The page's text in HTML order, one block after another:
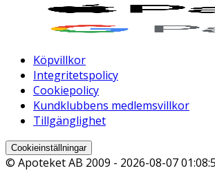
Köpvillkor
Integritetspolicy
Cookiepolicy
Kundklubbens medlemsvillkor
Tillgänglighet
Cookieinställningar
© Apoteket AB 2009 - 2026-08-07